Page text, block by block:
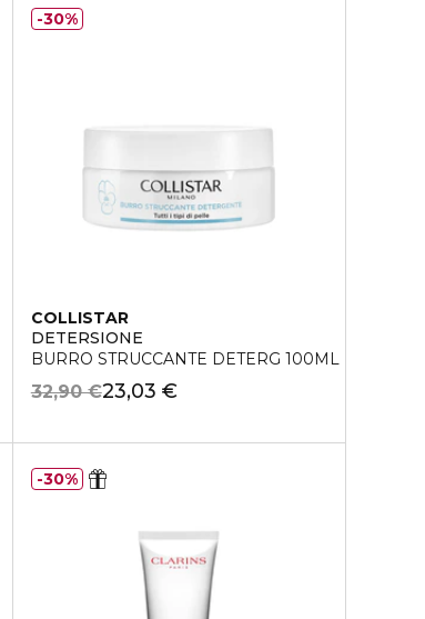
COLLISTAR
DETERSIONE
BURRO STRUCCANTE DETERG 100ML
23,03 €
32,90 €
30%
30%